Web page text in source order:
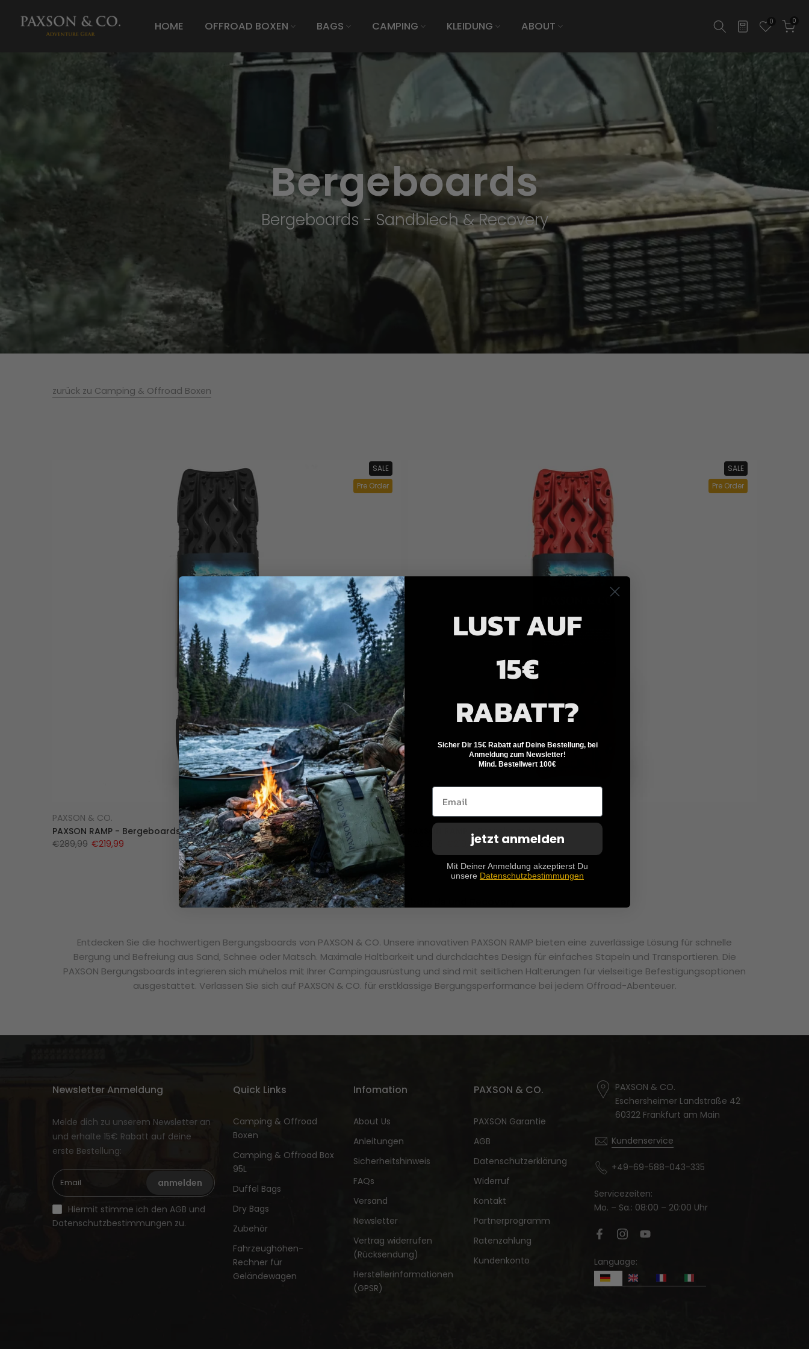
HOME OFFROAD BOXEN BAGS CAMPING KLEIDUNG ABOUT 0 0
Bergeboards
Bergeboards - Sandblech & Recovery
zurück zu Camping & Offroad Boxen
SALE
Pre Order
PAXSON & CO.
PAXSON RAMP - Bergeboards - schwarz
€289,99 €219,99
SALE
Pre Order
PAXSON & CO.
PAXSON RAMP - Bergeboards - rot
€219,99
PAXSON & CO Bergungsboards und Recovery
Entdecken Sie die hochwertigen Bergungsboards von PAXSON & CO. Unsere innovativen PAXSON RAMP bieten eine zuverlässige Lösung für schnelle
Bergung und Befreiung aus Sand, Schnee oder Matsch. Maximale Haltbarkeit und durchdachtes Design für einfaches Stapeln und Transportieren. Die
PAXSON Bergungsboards integrieren sich mühelos mit Ihrer Campingausrüstung und sind mit seitlichen Halterungen für vielseitige Befestigungsoptionen
ausgestattet. Verlassen Sie sich auf PAXSON & CO. für erstklassige Bergungsperformance bei jedem Offroad-Abenteuer.
Newsletter Anmeldung
Melde dich zu unserem Newsletter an
und erhalte 15€ Rabatt auf deine
erste Bestellung:
anmelden
Hiermit stimme ich den AGB und
Datenschutzbestimmungen zu.
Quick Links
Camping & Offroad
Boxen
Camping & Offroad Box
95L
Duffel Bags
Dry Bags
Zubehör
Fahrzeughöhen-
Rechner für
Geländewagen
Infomation
About Us
Anleitungen
Sicherheitshinweis
FAQs
Versand
Newsletter
Vertrag widerrufen
(Rücksendung)
Herstellerinformationen
(GPSR)
PAXSON & CO.
PAXSON Garantie
AGB
Datenschutzerklärung
Widerruf
Kontakt
Partnerprogramm
Ratenzahlung
Kundenkonto
PAXSON & CO.
Eschersheimer Landstraße 42
60322 Frankfurt am Main
Kundenservice
+49-69-588-043-335
Servicezeiten:
Mo. – Sa.: 08:00 – 20:00 Uhr
Language:
LUST AUF
15€
RABATT?
Sicher Dir 15€ Rabatt auf Deine Bestellung, bei
Anmeldung zum Newsletter!
Mind. Bestellwert 100€
jetzt anmelden
Mit Deiner Anmeldung akzeptierst Du
unsere Datenschutzbestimmungen